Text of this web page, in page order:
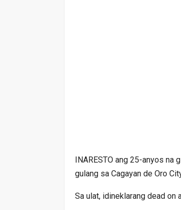
INARESTO ang 25-anyos na
gulang sa Cagayan de Oro
Sa ulat, idineklarang dead on